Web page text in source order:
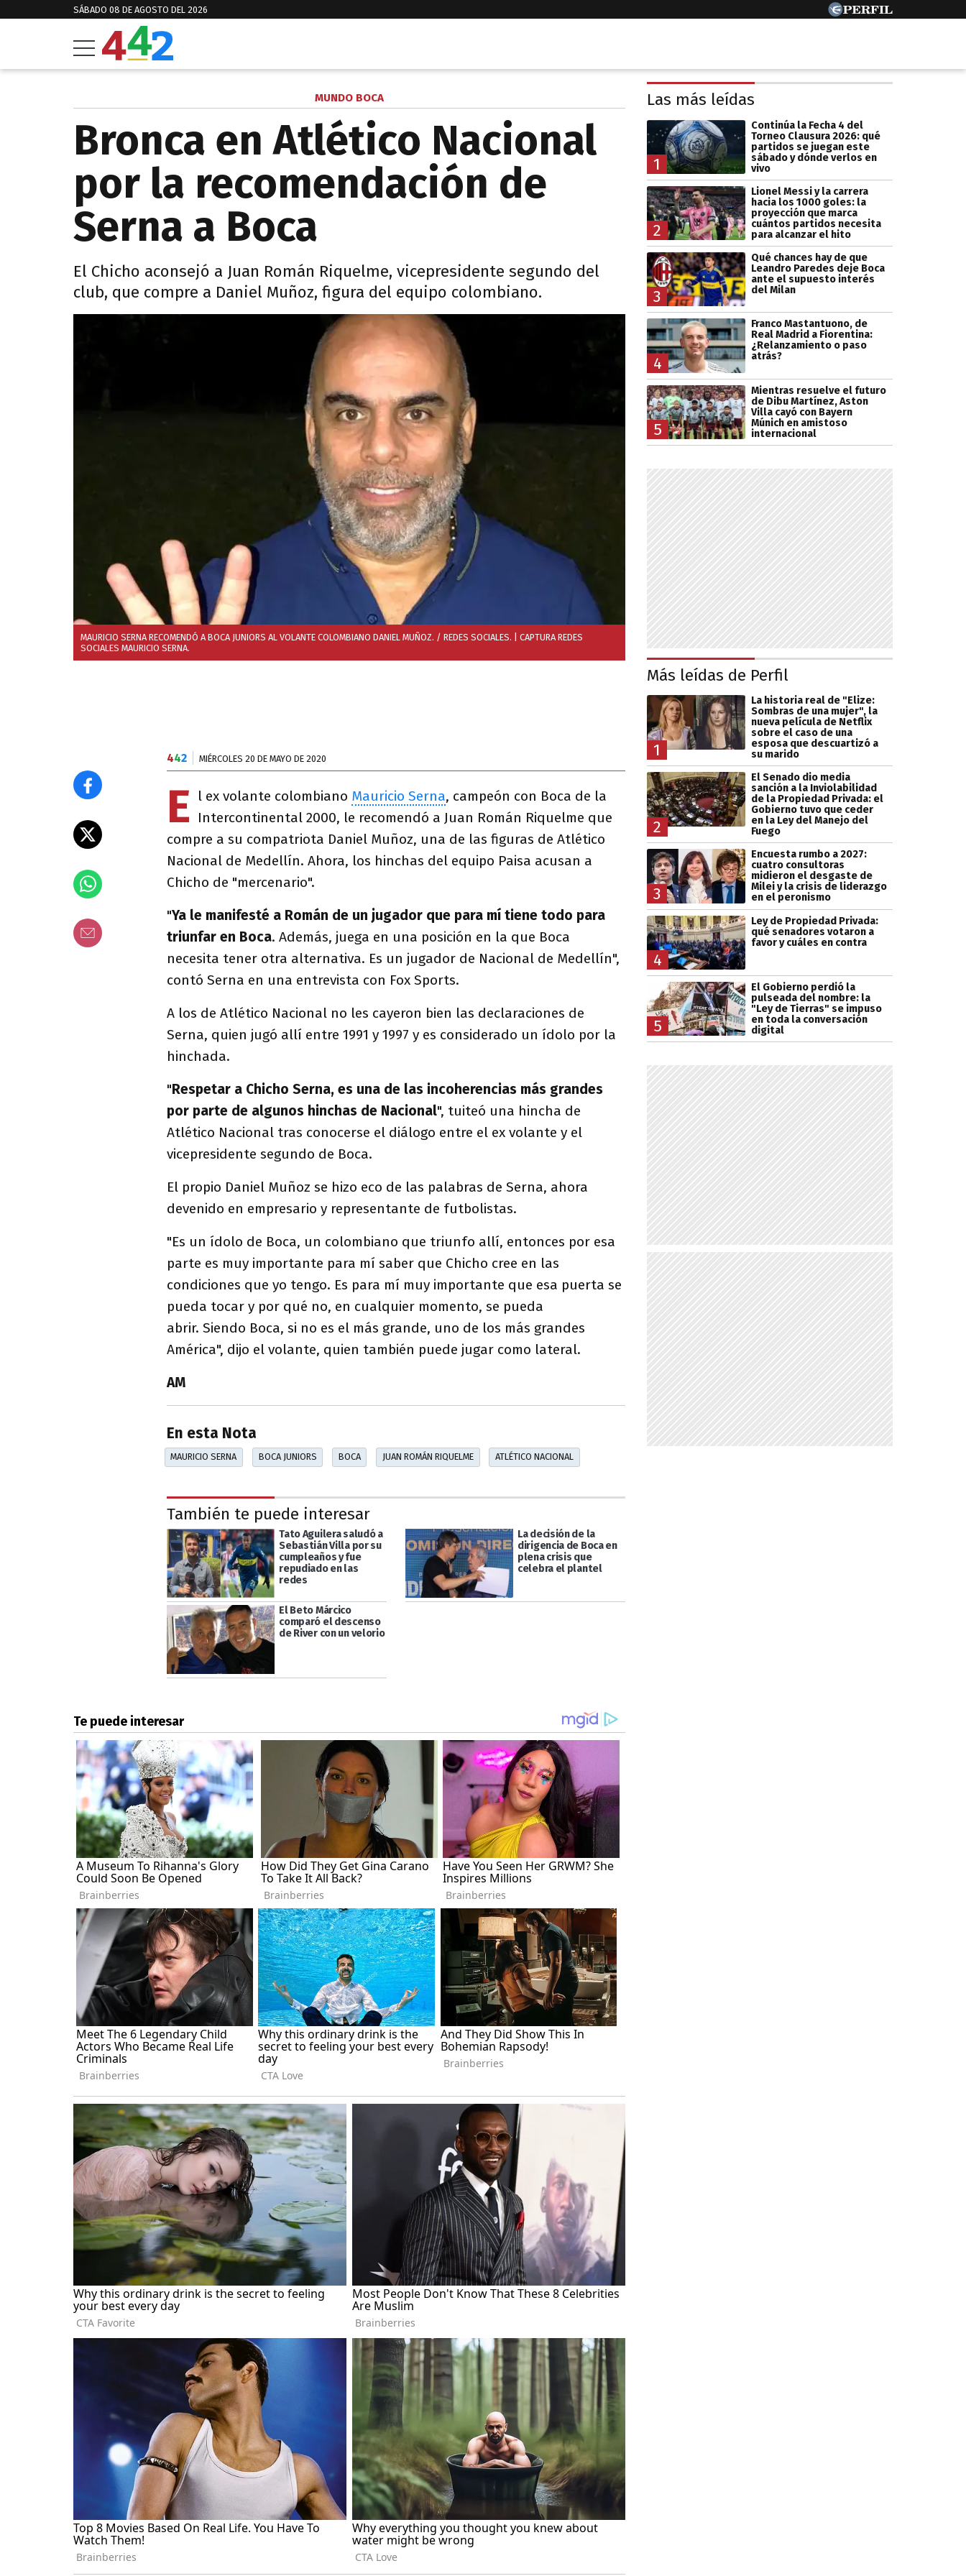
SÁBADO 08 DE AGOSTO DEL 2026
MUNDO BOCA
Bronca en Atlético Nacional
por la recomendación de
Serna a Boca
El Chicho aconsejó a Juan Román Riquelme, vicepresidente segundo del
club, que compre a Daniel Muñoz, figura del equipo colombiano.
MAURICIO SERNA RECOMENDÓ A BOCA JUNIORS AL VOLANTE COLOMBIANO DANIEL MUÑOZ. / REDES SOCIALES. | CAPTURA REDES
SOCIALES MAURICIO SERNA.
442 MIÉRCOLES 20 DE MAYO DE 2020
E l ex volante colombiano Mauricio Serna, campeón con Boca de la
Intercontinental 2000, le recomendó a Juan Román Riquelme que
compre a su compatriota Daniel Muñoz, una de las figuras de Atlético
Nacional de Medellín. Ahora, los hinchas del equipo Paisa acusan a
Chicho de "mercenario".
"Ya le manifesté a Román de un jugador que para mí tiene todo para
triunfar en Boca. Además, juega en una posición en la que Boca
necesita tener otra alternativa. Es un jugador de Nacional de Medellín",
contó Serna en una entrevista con Fox Sports.
A los de Atlético Nacional no les cayeron bien las declaraciones de
Serna, quien jugó allí entre 1991 y 1997 y es considerado un ídolo por la
hinchada.
"Respetar a Chicho Serna, es una de las incoherencias más grandes
por parte de algunos hinchas de Nacional", tuiteó una hincha de
Atlético Nacional tras conocerse el diálogo entre el ex volante y el
vicepresidente segundo de Boca.
El propio Daniel Muñoz se hizo eco de las palabras de Serna, ahora
devenido en empresario y representante de futbolistas.
"Es un ídolo de Boca, un colombiano que triunfo allí, entonces por esa
parte es muy importante para mí saber que Chicho cree en las
condiciones que yo tengo. Es para mí muy importante que esa puerta se
pueda tocar y por qué no, en cualquier momento, se pueda
abrir. Siendo Boca, si no es el más grande, uno de los más grandes
América", dijo el volante, quien también puede jugar como lateral.
AM
En esta Nota
MAURICIO SERNA BOCA JUNIORS BOCA JUAN ROMÁN RIQUELME ATLÉTICO NACIONAL
También te puede interesar
Tato Aguilera saludó a
Sebastián Villa por su
cumpleaños y fue
repudiado en las
redes
La decisión de la
dirigencia de Boca en
plena crisis que
celebra el plantel
El Beto Márcico
comparó el descenso
de River con un velorio
Las más leídas
1
Continúa la Fecha 4 del
Torneo Clausura 2026: qué
partidos se juegan este
sábado y dónde verlos en
vivo
2
Lionel Messi y la carrera
hacia los 1000 goles: la
proyección que marca
cuántos partidos necesita
para alcanzar el hito
3
Qué chances hay de que
Leandro Paredes deje Boca
ante el supuesto interés
del Milan
4
Franco Mastantuono, de
Real Madrid a Fiorentina:
¿Relanzamiento o paso
atrás?
5
Mientras resuelve el futuro
de Dibu Martínez, Aston
Villa cayó con Bayern
Múnich en amistoso
internacional
Más leídas de Perfil
1
La historia real de "Elize:
Sombras de una mujer", la
nueva película de Netflix
sobre el caso de una
esposa que descuartizó a
su marido
2
El Senado dio media
sanción a la Inviolabilidad
de la Propiedad Privada: el
Gobierno tuvo que ceder
en la Ley del Manejo del
Fuego
3
Encuesta rumbo a 2027:
cuatro consultoras
midieron el desgaste de
Milei y la crisis de liderazgo
en el peronismo
4
Ley de Propiedad Privada:
qué senadores votaron a
favor y cuáles en contra
5
El Gobierno perdió la
pulseada del nombre: la
"Ley de Tierras" se impuso
en toda la conversación
digital